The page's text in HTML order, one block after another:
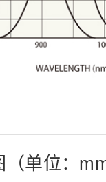
单位：mm